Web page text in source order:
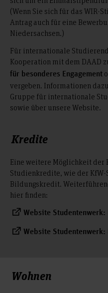
(Wenn Sie sich für das WIR-
Antrag auch für eine
Niedersachsen.)
Für internationale
Kooperation mit dem DAAD
für besonderes Engagement
vergeben. Informationen
Gruppe für internationale
sowie über unsere Website.
Kredite
Eine weitere Möglichkeit der
Studienkredite, wie der
Bildungskredit.
hier finden:
Website
Website
Wohnen